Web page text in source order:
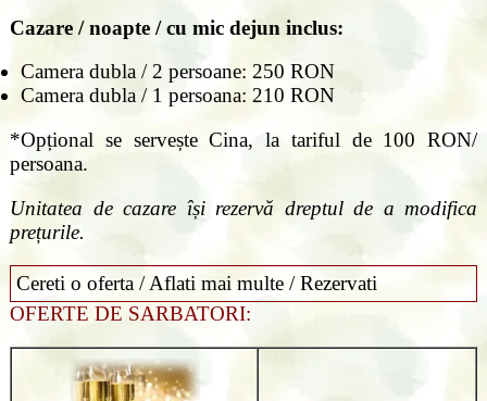
Cazare / noapte / cu mic dejun inclus:
Camera dubla / 2 persoane: 250 RON
Camera dubla / 1 persoana: 210 RON
*Opțional se servește Cina, la tariful de 100 RON/
persoana.
Unitatea de cazare își rezervă dreptul de a modifica
prețurile.
Cereti o oferta / Aflati mai multe / Rezervati
OFERTE DE SARBATORI: